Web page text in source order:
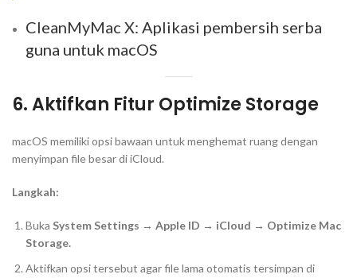
CleanMyMac X: Aplikasi pembersih serba
guna untuk macOS
6. Aktifkan Fitur Optimize Storage
macOS memiliki opsi bawaan untuk menghemat ruang dengan
menyimpan file besar di iCloud.
Langkah:
Buka System Settings → Apple ID → iCloud → Optimize Mac
Storage.
Aktifkan opsi tersebut agar file lama otomatis tersimpan di